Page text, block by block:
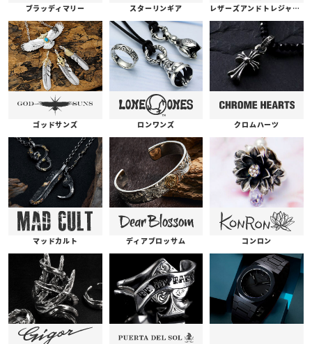
ブラッディマリー スターリンギア レザーズアンドトレジャーズ
ゴッドサンズ ロンワンズ クロムハーツ
マッドカルト ディアブロッサム コンロン